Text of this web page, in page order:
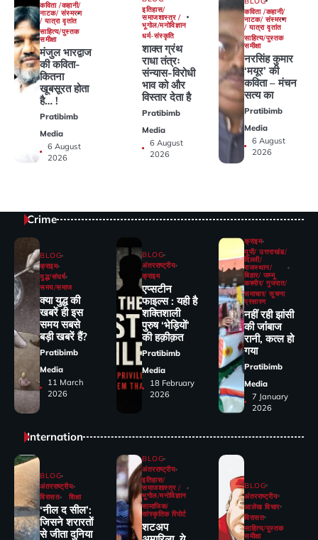
कविता /कहानी/
नाटक/ संस्मरण
/ यात्रा वृतांत
साहित्य/पुस्तक
समीक्षा
मंजुल भारद्वाज
की कविता-
कितना
खूबसूरत होता
है… !
Pratibimb
Media
6 August
2026
इतिहास/
समाजशास्त्र /
भूगोल/मनोविज्ञान
धर्म-संस्कृति
शाक्त ग्रंथ
राधा तंत्रः
संन्यास-विरोधी
भाव को और
विस्तार देता है
Pratibimb
Media
6 August
2026
कविता /कहानी/
नाटक/ संस्मरण
/ यात्रा वृतांत
साहित्य/पुस्तक
समीक्षा
नरसिंह कुमार
‘मयूर’ की
कविता – मंचन
सत्य का
Pratibimb
Media
6 August
2026
Crime
BLOG
क्राइम
युद्ध/संघर्ष
समय/समाज
क्या युद्ध की
खबरें ही इस
समय सबसे
बड़ी खबरें हैं?
Pratibimb
Media
11 March
2026
BLOG
अंतरराष्ट्रीय
क्राइम
एप्सटीन
फाइल्स : यही है
शक्तिशाली
पुरुष ‘भेड़ियों’
की हक़ीक़त
Pratibimb
Media
18 February
2026
क्राइम
यूपी/ उत्तराखंड/
दिल्ली/
राजस्थान/
बिहार/ जम्मू
कश्मीर/ गुजरात/
समाचार/ सूचना
प्रसारण
नहीं रही झांसी
की जांंबाज
रानी, कत्‍ल हो
गया
Pratibimb
Media
7 January
2026
Internation
BLOG
अंतरराष्ट्रीय
विरासत
शिक्षा
‘नील द सील’:
जिसने शरारतों
से जीता दुनिया
BLOG
अंतरराष्ट्रीय
इतिहास/
समाजशास्त्र /
भूगोल/मनोविज्ञान
सामाजिक/
सांस्कृतिक रिपोर्ट
शटअप
BLOG
अंतरराष्ट्रीय
आलेख विचार
विरासत
साहित्य/पुस्तक
समीक्षा